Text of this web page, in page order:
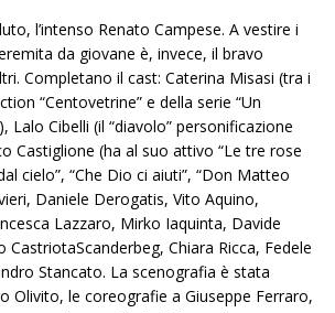
l’intenso Renato Campese. A vestire i
da giovane è, invece, il bravo
Completano il cast: Caterina Misasi (tra i
“Centovetrine” e della serie “Un
Lalo Cibelli (il “diavolo” personificazione
Castiglione (ha al suo attivo “Le tre rose
cielo”, “Che Dio ci aiuti”, “Don Matteo
Daniele Derogatis, Vito Aquino,
Lazzaro, Mirko Iaquinta, Davide
CastriotaScanderbeg, Chiara Ricca, Fedele
Stancato. La scenografia è stata
Olivito, le coreografie a Giuseppe Ferraro,